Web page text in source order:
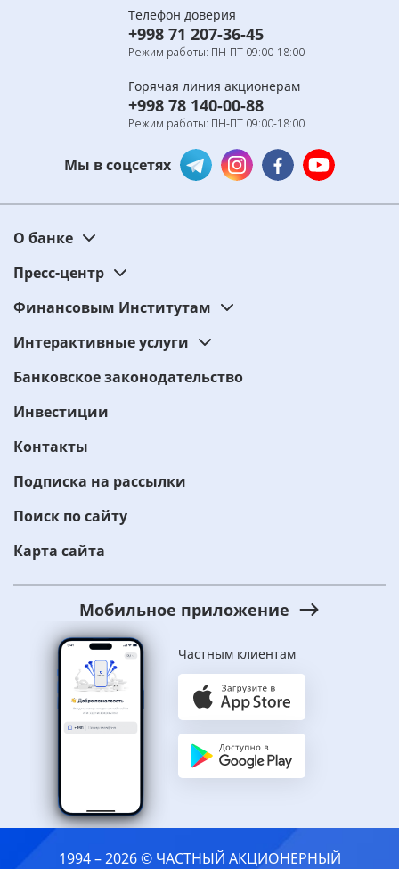
Телефон доверия
+998 71 207-36-45
Режим работы: ПН-ПТ 09:00-18:00
Горячая линия акционерам
+998 78 140-00-88
Режим работы: ПН-ПТ 09:00-18:00
Мы в соцсетях
О банке
Пресс-центр
Финансовым Институтам
Интерактивные услуги
Банковское законодательство
Инвестиции
Контакты
Подписка на рассылки
Поиск по сайту
Карта сайта
Мобильное приложение
Частным клиентам
1994 – 2026 © ЧАСТНЫЙ АКЦИОНЕРНЫЙ